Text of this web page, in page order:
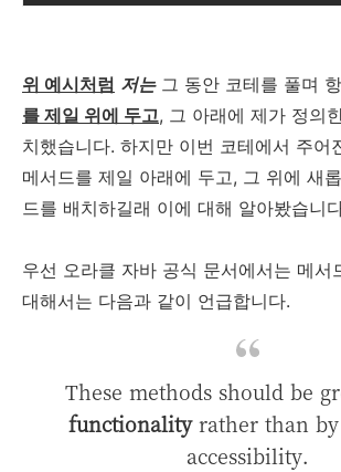
위 예시처럼 저는그 동안 코테를 풀며
를 제일 위에 두고, 그 아래에 제가 정의
치했습니다. 하지만 이번 코테에서 주어
메서드를 제일 아래에 두고, 그 위에 새
드를 배치하길래 이에 대해 알아봤습니
우선 오라클 자바 공식 문서에서는 메서
대해서는 다음과 같이 언급합니다.
These methods should be
functionalityrather than by
accessibility.